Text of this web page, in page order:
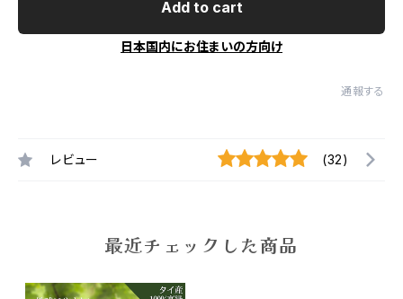
Add to cart
日本国内にお住まいの方向け
通報する
レビュー (32)
最近チェックした商品